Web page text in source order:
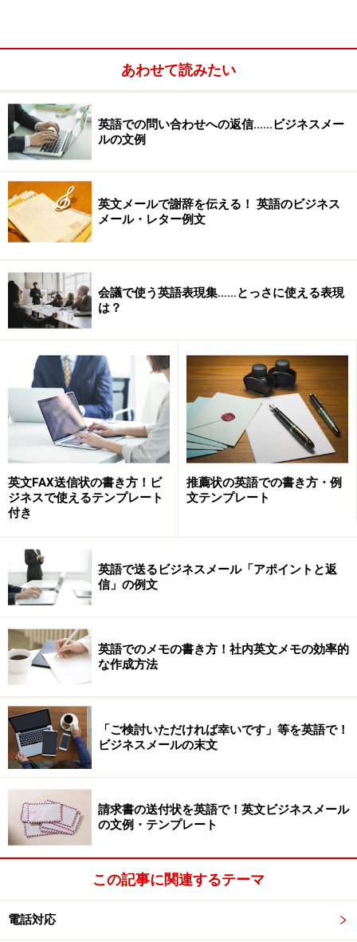
彼の、仮説・推論とは、「なぜ」、今郵政民営化なの
か？という疑問に対する答えとして、民営化をすると、
民営化された郵政事業は、その預貯金額（現在の４大メ
ガバンクすべての預貯金額を軽く超える）の規模からし
て、即、民業圧迫の批判を浴びるようになるはず。
しかも、郵貯以外の郵便、宅配事業を抱えた状態は、明
らかに民間金融機関の専業規定に反する形となる。
すると、今度は、その整合性をとるために、法律上決定
された郵政株式会社をかえるのではなく、むしろ、銀行
など民間の金融業に義務付けられている、「金融専業」
という法律的な縛りを逆に外さざるを得なくなるという
ものです。
するとどうなるか、結果として、本来、銀行などの金融
機関は、金融業以外の株式会社を保有してはならないと
いう、「専業規定」から解き放たれるというものです。
これにより、銀行を中心とした、１大「金融コングロマ
リット」が出現することになるというものです。
＊金融専業規定の意味
なぜ、金融業は、金融業以外の株式会社保有が禁じられ
ているかといえば、もし、銀行が保有する株式会社が可
能になれば、その会社への融資は、例え会社自体が不健
全経営であっても、潤沢に行われる可能性があり、しか
も、同業他社を駆逐する可能性があるからです。
「金融の自由化」
しかもこの適応は、日本企業に限らないはずですから、
２００６年に施工される予定の「新会社法」の改正とあ
あわせて読みたい
英語での問い合わせへの返信……ビジネスメー
ルの文例
英文メールで謝辞を伝える！ 英語のビジネス
メール・レター例文
会議で使う英語表現集……とっさに使える表現
は？
英文FAX送信状の書き方！ビ
ジネスで使えるテンプレート
付き
推薦状の英語での書き方・例
文テンプレート
英語で送るビジネスメール「アポイントと返
信」の例文
英語でのメモの書き方！社内英文メモの効率的
な作成方法
「ご検討いただければ幸いです」等を英語で！
ビジネスメールの末文
請求書の送付状を英語で！英文ビジネスメール
の文例・テンプレート
この記事に関連するテーマ
電話対応